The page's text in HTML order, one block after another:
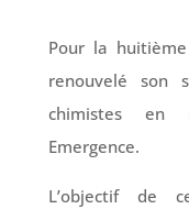
Pour la
renouvelé son
chimistes en
Emergence.
L’objectif de